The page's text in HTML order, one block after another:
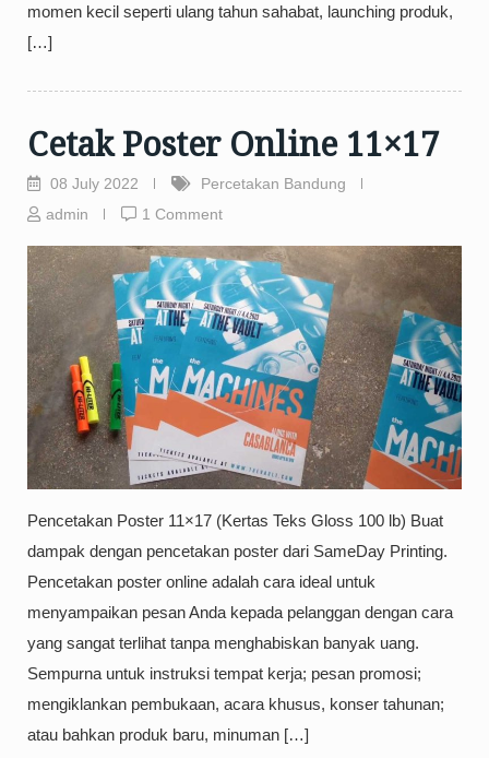
momen kecil seperti ulang tahun sahabat, launching produk,
[…]
Cetak Poster Online 11×17
08 July 2022
Percetakan Bandung
admin
1 Comment
Pencetakan Poster 11×17 (Kertas Teks Gloss 100 lb) Buat
dampak dengan pencetakan poster dari SameDay Printing.
Pencetakan poster online adalah cara ideal untuk
menyampaikan pesan Anda kepada pelanggan dengan cara
yang sangat terlihat tanpa menghabiskan banyak uang.
Sempurna untuk instruksi tempat kerja; pesan promosi;
mengiklankan pembukaan, acara khusus, konser tahunan;
atau bahkan produk baru, minuman […]